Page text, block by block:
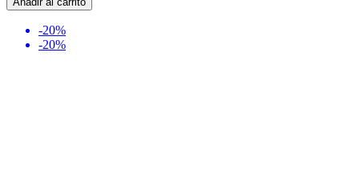
-20%
-20%